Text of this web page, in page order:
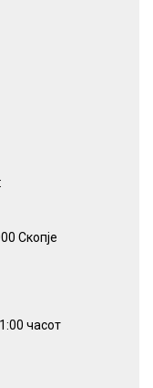
Скопје
часот